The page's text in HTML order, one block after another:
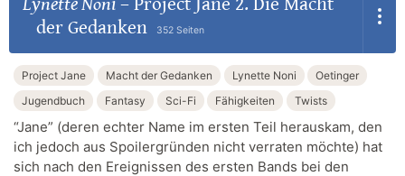
der Gedanken
352 Seiten
Project Jane Macht der Gedanken Lynette Noni
Oetinger
Jugendbuch
Fantasy Sci-Fi Fähigkeiten Twists
“Jane” (deren echter Name im ersten Teil herauskam, den
ich jedoch aus Spoilergründen nicht verraten möchte) hat
sich nach den Ereignissen des ersten Bands bei den